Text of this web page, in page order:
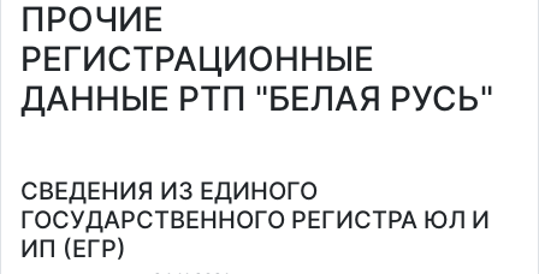
ПРОЧИЕ
РЕГИСТРАЦИОННЫЕ
ДАННЫЕ РТП "БЕЛАЯ РУСЬ"
СВЕДЕНИЯ ИЗ ЕДИНОГО
ГОСУДАРСТВЕННОГО РЕГИСТРА ЮЛ И
ИП (ЕГР)